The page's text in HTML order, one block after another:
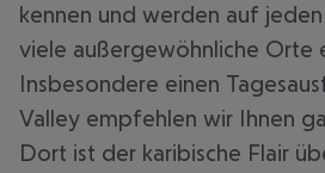
kennen und werden auf
viele außergewöhnliche Orte
Insbesondere einen
Valley empfehlen wir Ihnen
Dort ist der karibische Flair